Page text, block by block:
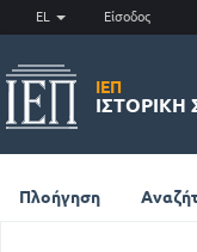
EL Είσοδος
ΙΕΠ
Πλοήγηση